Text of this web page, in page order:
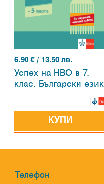
6.90 € / 13.50 лв.
Успех на НВО в 7.
клас. Български език
таблициКУПИ
Телефон